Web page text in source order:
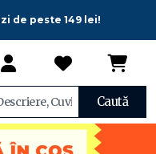
de peste 149 lei!
Caută